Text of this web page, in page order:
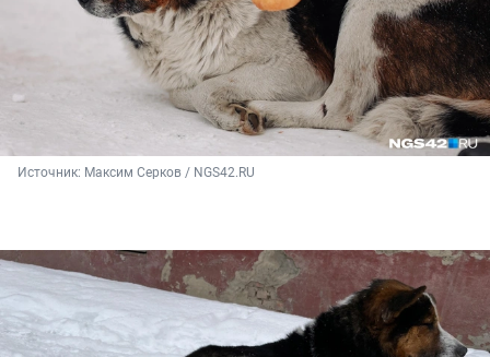
Источник: Максим Серков / NGS42.RU